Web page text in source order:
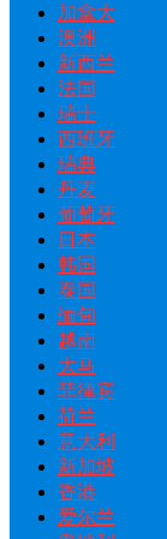
加拿大
澳洲
新西兰
法国
瑞士
西班牙
瑞典
丹麦
葡萄牙
日本
韩国
泰国
缅甸
越南
大马
菲律宾
荷兰
意大利
新加坡
香港
爱尔兰